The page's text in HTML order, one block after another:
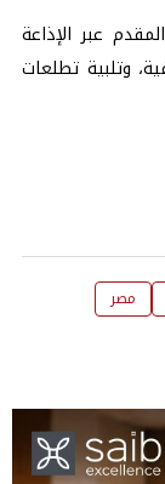
عبر الإذاعة
وتلبية تطلعات
مصر